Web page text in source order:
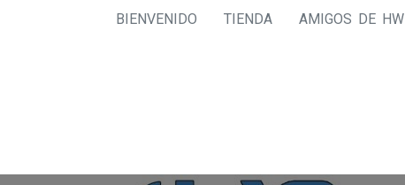
BIENVENIDO TIENDA AMIGOS DE HW